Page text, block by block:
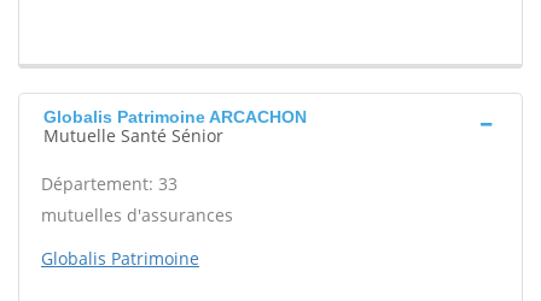
Globalis Patrimoine ARCACHON
Mutuelle Santé Sénior
Département: 33
mutuelles d'assurances
Globalis Patrimoine